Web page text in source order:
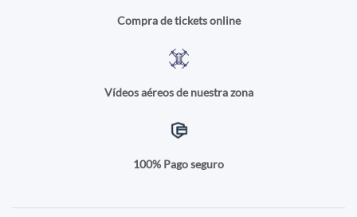
Compra de tickets online
Vídeos aéreos de nuestra zona
100% Pago seguro